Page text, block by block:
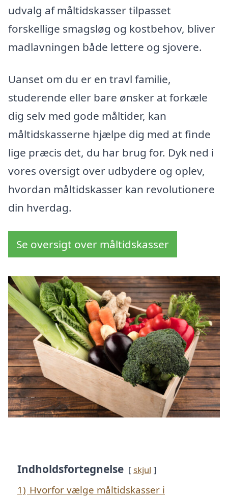
udvalg af måltidskasser tilpasset
forskellige smagsløg og kostbehov, bliver
madlavningen både lettere og sjovere.
Uanset om du er en travl familie,
studerende eller bare ønsker at forkæle
dig selv med gode måltider, kan
måltidskasserne hjælpe dig med at finde
lige præcis det, du har brug for. Dyk ned i
vores oversigt over udbydere og oplev,
hvordan måltidskasser kan revolutionere
din hverdag.
Se oversigt over måltidskasser
Indholdsfortegnelse skjul
1) Hvorfor vælge måltidskasser i